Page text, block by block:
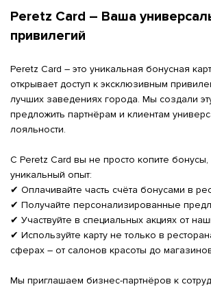
Peretz Card – Ваша
привилегий
Peretz Card – это уникальная бонусная
открывает доступ к эксклюзивным
лучших заведениях города. Мы создали
предложить партнёрам и клиентам
лояльности.
С Peretz Card вы не просто копите бонусы,
уникальный опыт:
✔ Оплачивайте часть счёта бонусами в
✔ Получайте персонализированные
✔ Участвуйте в специальных акциях от
✔ Используйте карту не только в
сферах – от салонов красоты до
Мы приглашаем бизнес-партнёров к